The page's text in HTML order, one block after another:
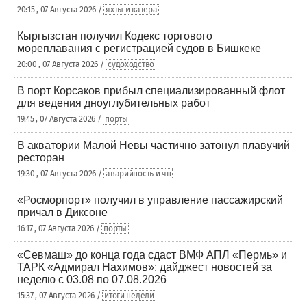
20:15 , 07 Августа 2026 / яхты и катера
Кыргызстан получил Кодекс торгового
мореплавания с регистрацией судов в Бишкеке
20:00 , 07 Августа 2026 / судоходство
В порт Корсаков прибыл специализированный флот
для ведения дноуглубительных работ
19:45 , 07 Августа 2026 / порты
В акватории Малой Невы частично затонул плавучий
ресторан
19:30 , 07 Августа 2026 / аварийность и чп
«Росморпорт» получил в управление пассажирский
причал в Диксоне
16:17 , 07 Августа 2026 / порты
«Севмаш» до конца года сдаст ВМФ АПЛ «Пермь» и
ТАРК «Адмирал Нахимов»: дайджест новостей за
неделю с 03.08 по 07.08.2026
15:37 , 07 Августа 2026 / итоги недели